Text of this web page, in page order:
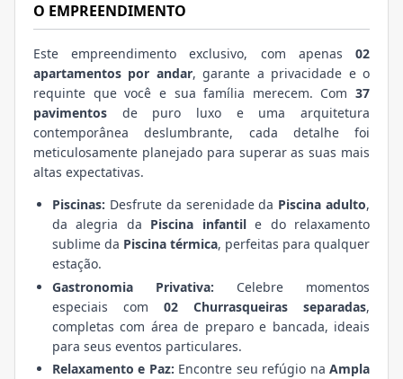
O EMPREENDIMENTO
Este empreendimento exclusivo, com apenas 02
apartamentos por andar, garante a privacidade e o
requinte que você e sua família merecem. Com 37
pavimentos de puro luxo e uma arquitetura
contemporânea deslumbrante, cada detalhe foi
meticulosamente planejado para superar as suas mais
altas expectativas.
Piscinas: Desfrute da serenidade da Piscina adulto,
da alegria da Piscina infantile do relaxamento
sublime da Piscina térmica, perfeitas para qualquer
estação.
Gastronomia Privativa: Celebre momentos
especiais com 02 Churrasqueiras separadas,
completas com área de preparo e bancada, ideais
para seus eventos particulares.
Relaxamento e Paz: Encontre seu refúgio naAmpla